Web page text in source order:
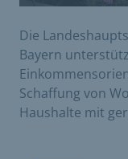
Die
Bayern
Schaffung von
Haushalte mit